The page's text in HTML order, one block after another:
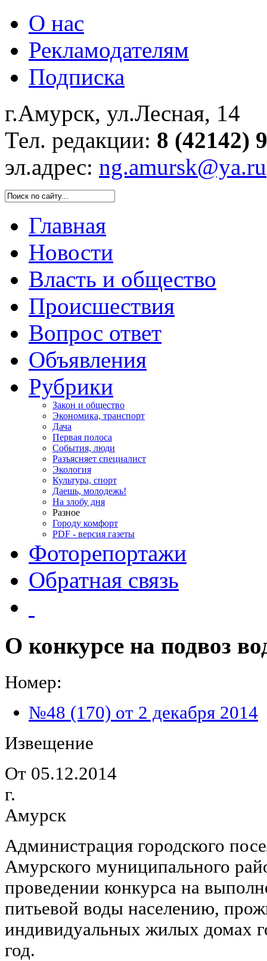
О нас
Рекламодателям
Подписка
г.Амурск, ул.Лесная, 14
Тел. редакции: 8 (42142)
эл.адрес: ng.amursk@ya.ru
Главная
Новости
Власть и общество
Происшествия
Вопрос ответ
Объявления
Рубрики
Закон и общество
Экономика, транспорт
Дача
Первая полоса
События, люди
Разъясняет специалист
Экология
Культура, спорт
Даешь, молодежь!
На злобу дня
Разное
Городу комфорт
PDF - версия газеты
Фоторепортажи
Обратная связь
О конкурсе на подвоз
Номер:
№48 (170) от 2 декабря 2014
Извещение
От 05.12.2014
г.
Амурск
Администрация городского
Амурского муниципального
проведении конкурса на
питьевой воды населению,
индивидуальных жилых домах
год.